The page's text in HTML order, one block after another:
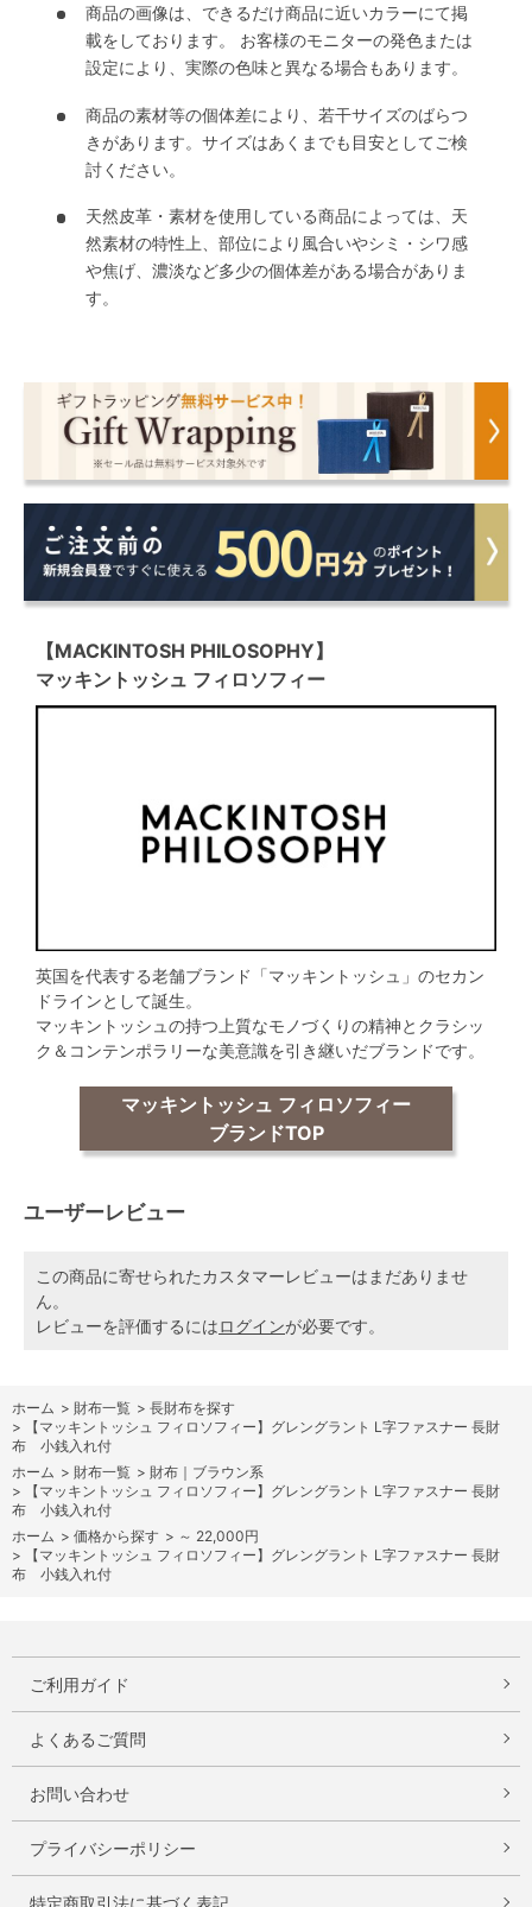
商品の画像は、できるだけ商品に近いカラーにて掲
載をしております。 お客様のモニターの発色または
設定により、実際の色味と異なる場合もあります。
商品の素材等の個体差により、若干サイズのばらつ
きがあります。サイズはあくまでも目安としてご検
討ください。
天然皮革・素材を使用している商品によっては、天
然素材の特性上、部位により風合いやシミ・シワ感
や焦げ、濃淡など多少の個体差がある場合がありま
す。
【MACKINTOSH PHILOSOPHY】
マッキントッシュ フィロソフィー
英国を代表する老舗ブランド「マッキントッシュ」のセカン
ドラインとして誕生。
マッキントッシュの持つ上質なモノづくりの精神とクラシッ
ク＆コンテンポラリーな美意識を引き継いだブランドです。
マッキントッシュ フィロソフィー
ブランドTOP
ユーザーレビュー
この商品に寄せられたカスタマーレビューはまだありませ
ん。
レビューを評価するにはログインが必要です。
ホーム > 財布一覧 > 長財布を探す
>
【マッキントッシュ フィロソフィー】グレングラント L字ファスナー 長財
布 小銭入れ付
ホーム > 財布一覧 > 財布｜ブラウン系
>
【マッキントッシュ フィロソフィー】グレングラント L字ファスナー 長財
布 小銭入れ付
ホーム > 価格から探す > ～ 22,000円
>
【マッキントッシュ フィロソフィー】グレングラント L字ファスナー 長財
布 小銭入れ付
ご利用ガイド
よくあるご質問
お問い合わせ
プライバシーポリシー
特定商取引法に基づく表記